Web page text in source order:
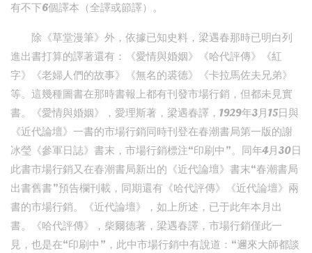
有不下6個譯本（全譯或節譯）。
除《草堂漫筆》外，依據已知史料，梁遇春那時已明白列
進出書打算的譯著還有：《愛情與婚姻》《哈代評傳》《紅
字》《老婦人們的故事》《無名的裘德》《卡拉馬佐夫兄弟》
等。這幾種圖書在那時書報上都有刊發市場行銷，但都未見實
書。《愛情與婚姻》，愛理斯著，梁遇春譯，1929年3月15日與
《近代論壇》一書的市場行銷同時刊登在春潮書局第一版的謝
冰瑩《參軍日誌》書末，市場行銷標注“印刷中”。同年4月30日
此書市場行銷又在春潮書局新出的《近代論壇》書末“春潮書局
出書舊書”預告欄刊載，同期還有《哈代評傳》《近代論壇》兩
書的市場行銷。《近代論壇》，如上所述，已于此年本月出
書。《哈代評傳》，柴爾德著，梁遇春譯，市場行銷僅此一
見，也是在“印刷中”，此中市場行銷中有說道：“邇來大師都談